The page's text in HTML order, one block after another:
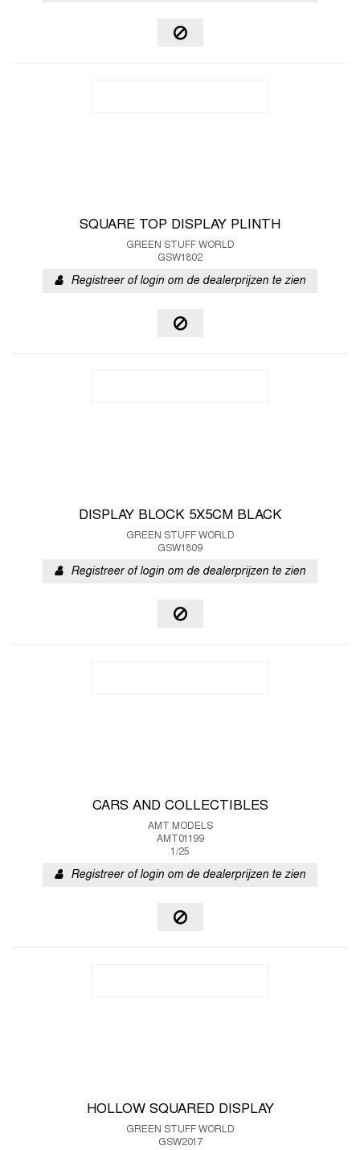
SQUARE TOP DISPLAY PLINTH
GREEN STUFF WORLD
GSW1802
Registreer of login om de dealerprijzen te zien
DISPLAY BLOCK 5X5CM BLACK
GREEN STUFF WORLD
GSW1809
Registreer of login om de dealerprijzen te zien
CARS AND COLLECTIBLES
AMT MODELS
AMT01199
1/25
Registreer of login om de dealerprijzen te zien
HOLLOW SQUARED DISPLAY
GREEN STUFF WORLD
GSW2017